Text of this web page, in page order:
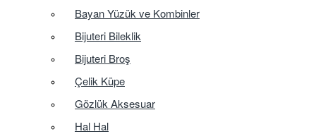
Bayan Yüzük ve Kombinler
Bijuteri Bileklik
Bijuteri Broş
Çelik Küpe
Gözlük Aksesuar
Hal Hal